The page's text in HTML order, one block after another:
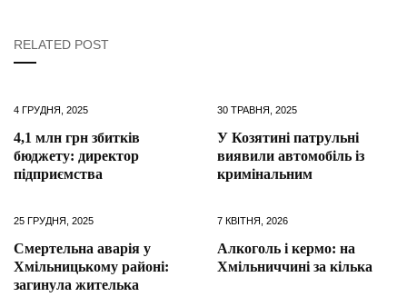
RELATED POST
4 ГРУДНЯ, 2025
4,1 млн грн збитків
бюджету: директор
підприємства
30 ТРАВНЯ, 2025
У Козятині патрульні
виявили автомобіль із
кримінальним
25 ГРУДНЯ, 2025
Смертельна аварія у
Хмільницькому районі:
загинула жителька
7 КВІТНЯ, 2026
Алкоголь і кермо: на
Хмільниччині за кілька